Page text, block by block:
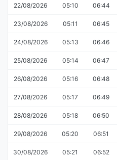
22/08/2026 05:10 06:44
23/08/2026 05:11 06:45
24/08/2026 05:13 06:46
25/08/2026 05:14 06:47
26/08/2026 05:16 06:48
27/08/2026 05:17 06:49
28/08/2026 05:18 06:50
29/08/2026 05:20 06:51
30/08/2026 05:21 06:52